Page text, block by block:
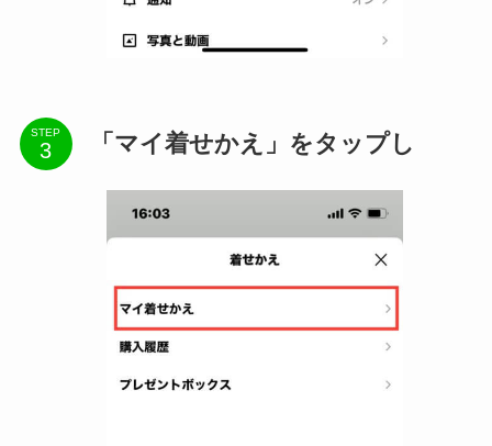
STEP 「マイ着せかえ」をタップし